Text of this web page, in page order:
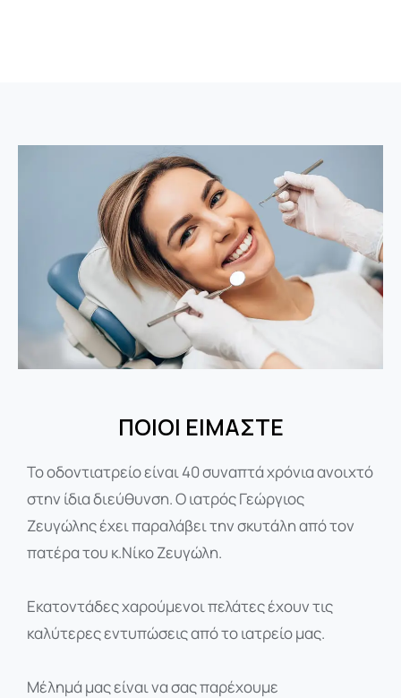
ΠΟΙΟΙ ΕΙΜΑΣΤΕ
Το οδοντιατρείο είναι 40 συναπτά χρόνια ανοιχτό
στην ίδια διεύθυνση. Ο ιατρός Γεώργιος
Ζευγώλης έχει παραλάβει την σκυτάλη από τον
πατέρα του κ.Νίκο Ζευγώλη.
Εκατοντάδες χαρούμενοι πελάτες έχουν τις
καλύτερες εντυπώσεις από το ιατρείο μας.
Μέλημά μας είναι να σας παρέχουμε